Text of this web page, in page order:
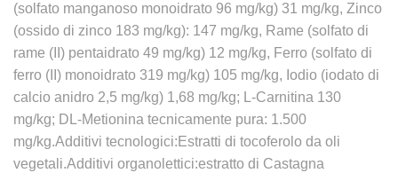
(solfato manganoso monoidrato 96 mg/kg) 31 mg/kg, Zinco
(ossido di zinco 183 mg/kg): 147 mg/kg, Rame (solfato di
rame (II) pentaidrato 49 mg/kg) 12 mg/kg, Ferro (solfato di
ferro (II) monoidrato 319 mg/kg) 105 mg/kg, Iodio (iodato di
calcio anidro 2,5 mg/kg) 1,68 mg/kg; L-Carnitina 130
mg/kg; DL-Metionina tecnicamente pura: 1.500
mg/kg.Additivi tecnologici:Estratti di tocoferolo da oli
vegetali.Additivi organolettici:estratto di Castagna